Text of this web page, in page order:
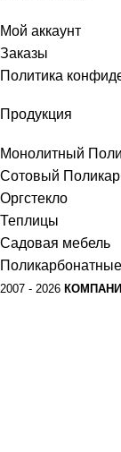
Мой аккаунт
Заказы
Политика
Продукция
Монолитный
Сотовый
Оргстекло
Теплицы
Садовая мебель
2007 - 2026